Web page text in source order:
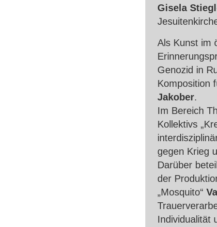
Gisela
Als Kunst im
Genozid in
Komposition
Jakober.
Im Bereich
Kollektivs
gegen Krieg
Darüber
der
„Mosquito“
Individualität